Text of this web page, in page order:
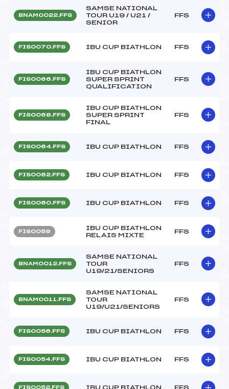
BNAM0022.FFS
SAMSE NATIONAL
TOUR U19 / U21 /
SENIOR
FFS
FIS0070.FFS IBU CUP BIATHLON FFS
FIS0066.FFS
IBU CUP BIATHLON
SUPER SPRINT
QUALIFICATION
FFS
FIS0068.FFS
IBU CUP BIATHLON
SUPER SPRINT
FINAL
FFS
FIS0064.FFS IBU CUP BIATHLON FFS
FIS0062.FFS IBU CUP BIATHLON FFS
FIS0060.FFS IBU CUP BIATHLON FFS
FIS0059
IBU CUP BIATHLON
RELAIS MIXTE
FFS
BNAM0012.FFS
SAMSE NATIONAL
TOUR
U19/21/SENIORS
FFS
BNAM0011.FFS
SAMSE NATIONAL
TOUR
U19/U21/SENIORS
FFS
FIS0056.FFS IBU CUP BIATHLON FFS
FIS0054.FFS IBU CUP BIATHLON FFS
FIS0052.FFS IBU CUP BIATHLON FFS